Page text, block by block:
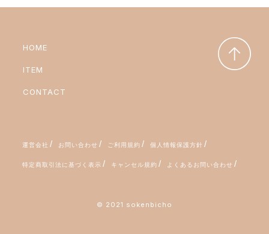
HOME
ITEM
CONTACT
運営会社 お問い合わせ ご利用規約 個人情報保護方針
特定商取引法に基づく表示 キャンセル規約 よくあるお問い合わせ
© 2021 sokenbicho